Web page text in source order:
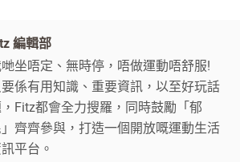
編輯部
坐唔定、無時停，唔做運動唔舒服!
要係有用知識、重要資訊，以至好玩話
Fitz都會全力搜羅，同時鼓勵「郁
」齊齊參與，打造一個開放嘅運動生活
平台。